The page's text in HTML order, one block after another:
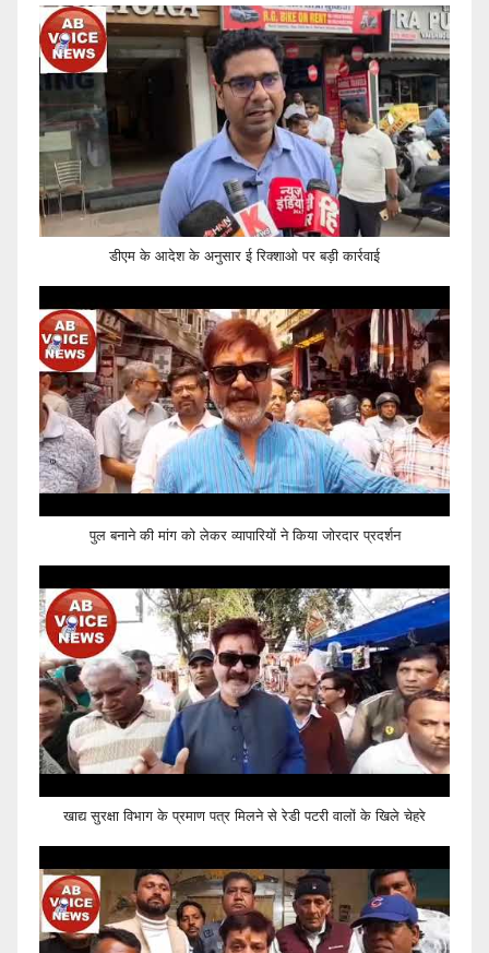
डीएम के आदेश के अनुसार ई रिक्शाओ पर बड़ी कार्रवाई
पुल बनाने की मांग को लेकर व्यापारियों ने किया जोरदार प्रदर्शन
खाद्य सुरक्षा विभाग के प्रमाण पत्र मिलने से रेडी पटरी वालों के खिले चेहरे